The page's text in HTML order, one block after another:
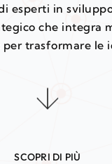
esperti in
che integra
trasformare le
SCOPRI DI PIÙ